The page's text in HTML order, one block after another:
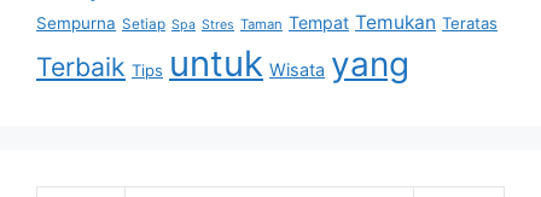
Sempurna Setiap Spa Stres Taman Tempat Temukan Teratas
Terbaik Tips untuk Wisata yang